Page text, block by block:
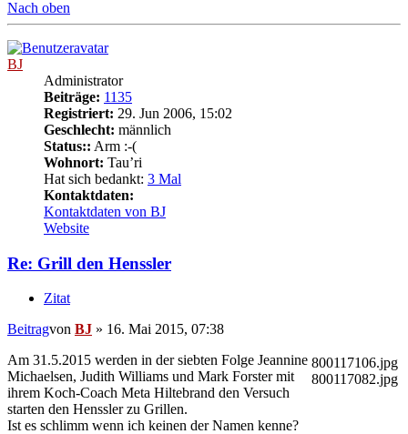
Nach oben
BJ
Administrator
Beiträge: 1135
Registriert: 29. Jun 2006, 15:02
Geschlecht: männlich
Status:: Arm :-(
Wohnort: Tau’ri
Hat sich bedankt: 3 Mal
Kontaktdaten:
Kontaktdaten von BJ
Website
Re: Grill den Henssler
Zitat
Beitragvon BJ » 16. Mai 2015, 07:38
800117106.jpg
800117082.jpg
Am 31.5.2015 werden in der siebten Folge Jeannine
Michaelsen, Judith Williams und Mark Forster mit
ihrem Koch-Coach Meta Hiltebrand den Versuch
starten den Henssler zu Grillen.
Ist es schlimm wenn ich keinen der Namen kenne?